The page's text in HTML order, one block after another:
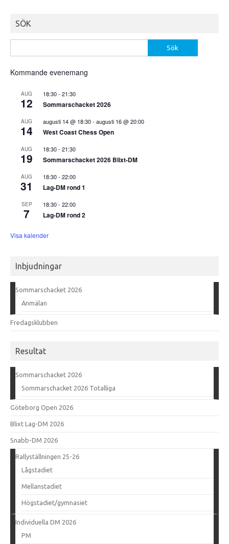
SÖK
efter:
Kommande evenemang
AUG
12
18:30- 21:30
Sommarschacket 2026
AUG
14
augusti 14 @ 18:30- augusti 16 @ 20:00
West Coast Chess Open
AUG
19
18:30- 21:30
Sommarschacket 2026 Blixt-DM
AUG
31
18:30- 22:00
Lag-DM rond 1
SEP
7
18:30- 22:00
Lag-DM rond 2
Visa kalender
Inbjudningar
Sommarschacket 2026
Anmälan
Fredagsklubben
Resultat
Sommarschacket 2026
Sommarschacket 2026 Totalliga
Göteborg Open 2026
Blixt Lag-DM 2026
Snabb-DM 2026
Rallyställningen 25-26
Lågstadiet
Mellanstadiet
Högstadiet/gymnasiet
Individuella DM 2026
PM